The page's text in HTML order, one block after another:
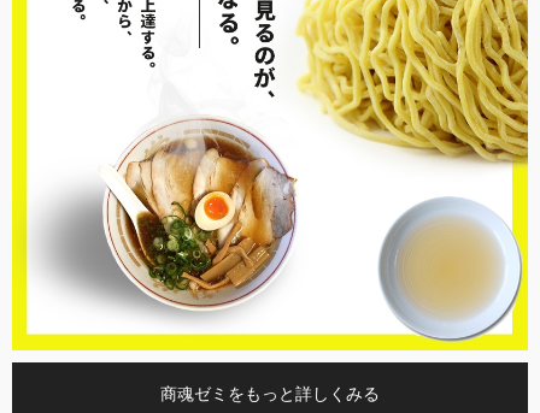
商魂ゼミをもっと詳しくみる